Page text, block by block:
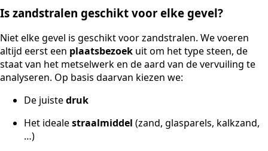
Is zandstralen geschikt voor elke gevel?
Niet elke gevel is geschikt voor zandstralen. We voeren
altijd eerst een plaatsbezoek uit om het type steen, de
staat van het metselwerk en de aard van de vervuiling te
analyseren. Op basis daarvan kiezen we:
De juistedruk
Het idealestraalmiddel (zand, glasparels, kalkzand,
…)